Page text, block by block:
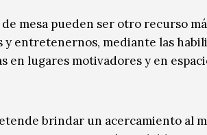
categoría
mesa pueden ser otro recurso
entretenernos, mediante las
en lugares motivadores y en
brindar un acercamiento al